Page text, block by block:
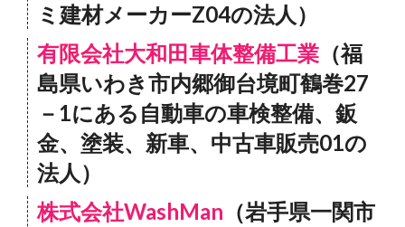
ミ建材メーカーZ04の法人）
有限会社大和田車体整備工業 （福
島県いわき市内郷御台境町鶴巻27
－1にある自動車の車検整備、鈑
金、塗装、新車、中古車販売01の
法人）
株式会社WashMan （岩手県一関市